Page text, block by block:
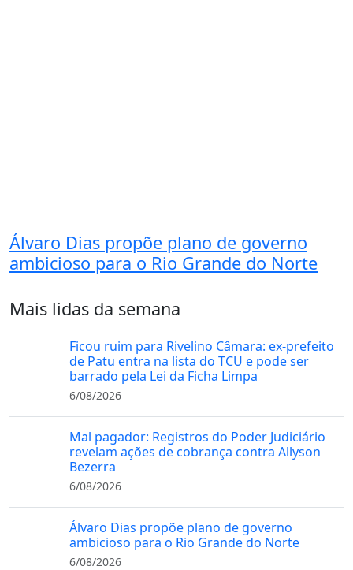
Álvaro Dias propõe plano de governo
ambicioso para o Rio Grande do Norte
Mais lidas da semana
Ficou ruim para Rivelino Câmara: ex-prefeito
de Patu entra na lista do TCU e pode ser
barrado pela Lei da Ficha Limpa
6/08/2026
Mal pagador: Registros do Poder Judiciário
revelam ações de cobrança contra Allyson
Bezerra
6/08/2026
Álvaro Dias propõe plano de governo
ambicioso para o Rio Grande do Norte
6/08/2026